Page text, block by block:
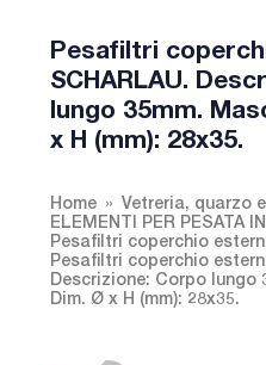
Pesafiltri
SCHARLAU.
lungo 35mm.
x H (mm): 28x35.
Home
Vetreria, quarzo
ELEMENTI PER PESATA
Pesafiltri coperchio
Pesafiltri coperchio
Descrizione: Corpo lungo
Dim. Ø x H (mm): 28x35.